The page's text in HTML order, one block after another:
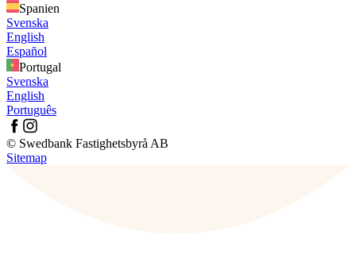
Spanien
Svenska
English
Español
Portugal
Svenska
English
Português
© Swedbank Fastighetsbyrå AB
Sitemap